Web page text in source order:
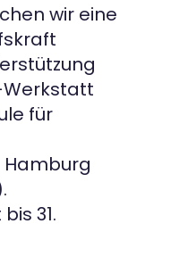
wir eine
für
31.